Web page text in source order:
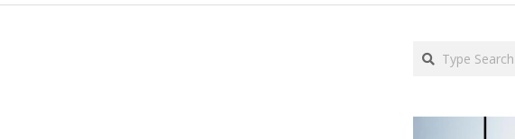
Search